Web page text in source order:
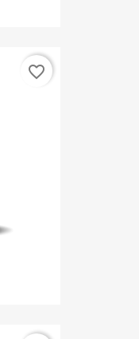
favorite_border